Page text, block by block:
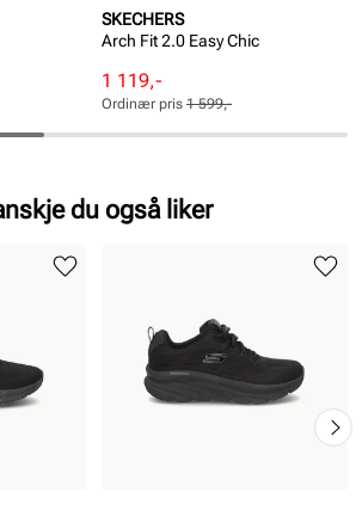
SKECHERS
Arch Fit 2.0 Easy Chic
Rabattert
pris
Pris
1 119,-
Ordinær
pris
Pris
Ordinær pris 1 599,-
du også liker